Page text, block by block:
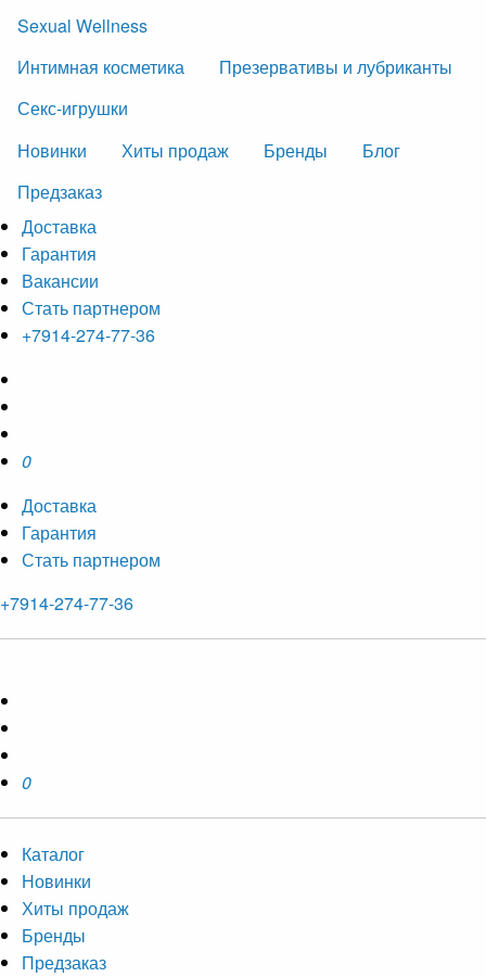
Sexual Wellness
Интимная косметика
Презервативы и лубриканты
Секс-игрушки
Новинки
Хиты продаж Бренды
Блог
Предзаказ
Доставка
Гарантия
Вакансии
Стать партнером
+7914-274-77-36
0
Доставка
Гарантия
Стать партнером
+7914-274-77-36
0
Каталог
Новинки
Хиты продаж
Бренды
Предзаказ